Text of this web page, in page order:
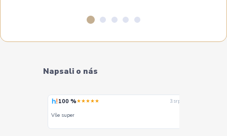
Napsali o nás
100 %★★★★★ 3. srpna
Vše super